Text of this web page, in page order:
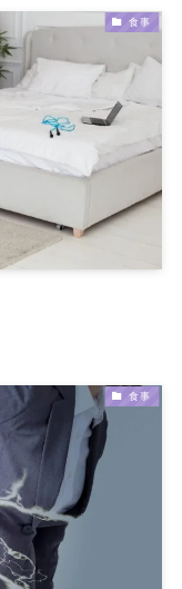
食事
食事